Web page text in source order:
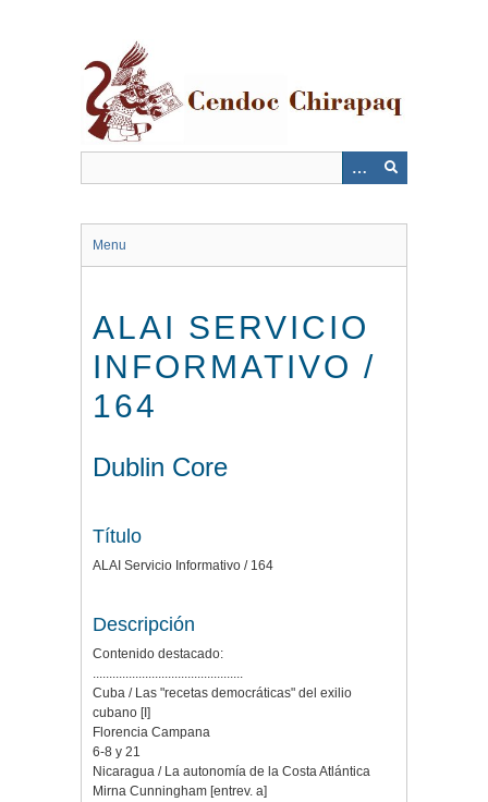
Menu
ALAI SERVICIO
INFORMATIVO /
164
Dublin Core
Título
ALAI Servicio Informativo / 164
Descripción
Contenido destacado:
..............................................
Cuba / Las "recetas democráticas" del exilio
cubano [I]
Florencia Campana
6-8 y 21
Nicaragua / La autonomía de la Costa Atlántica
Mirna Cunningham [entrev. a]